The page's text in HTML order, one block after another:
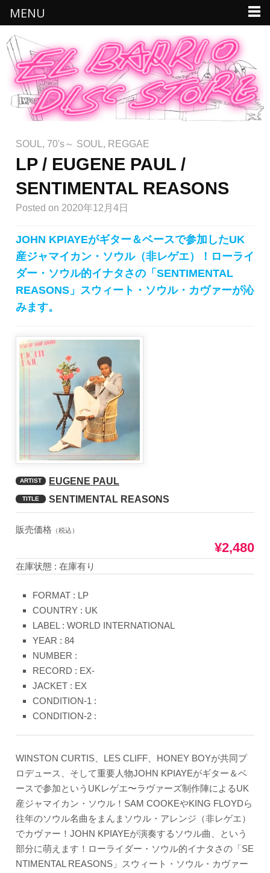
SOUL , 70's～ SOUL , REGGAE
LP / EUGENE PAUL /
SENTIMENTAL REASONS
Posted on 2020年12月4日
JOHN KPIAYEがギター＆ベースで参加したUK
産ジャマイカン・ソウル（非レゲエ）！ローライ
ダー・ソウル的イナタさの「SENTIMENTAL
REASONS」スウィート・ソウル・カヴァーが沁
みます。
ARTIST EUGENE PAUL
TITLE SENTIMENTAL REASONS
販売価格 （税込）
¥2,480
在庫状態 : 在庫有り
FORMAT : LP
COUNTRY : UK
LABEL : WORLD INTERNATIONAL
YEAR : 84
NUMBER :
RECORD : EX-
JACKET : EX
CONDITION-1 :
CONDITION-2 :
WINSTON CURTIS、LES CLIFF、HONEY BOYが共同プ
ロデュース、そして重要人物JOHN KPIAYEがギター＆ベ
ースで参加というUKレゲエ〜ラヴァーズ制作陣によるUK
産ジャマイカン・ソウル！SAM COOKEやKING FLOYDら
往年のソウル名曲をまんまソウル・アレンジ（非レゲエ）
でカヴァー！JOHN KPIAYEが演奏するソウル曲、という
部分に萌えます！ローライダー・ソウル的イナタさの「SE
NTIMENTAL REASONS」スウィート・ソウル・カヴァー
MENU